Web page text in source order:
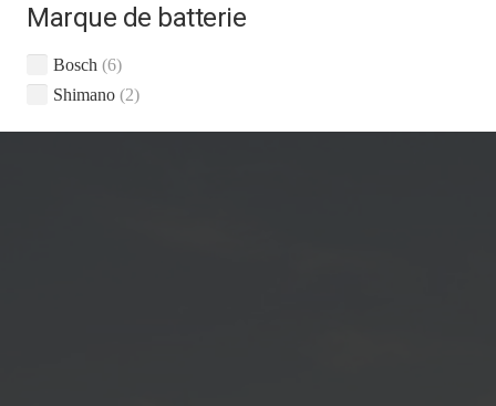
Marque de batterie
Bosch (6)
Shimano (2)